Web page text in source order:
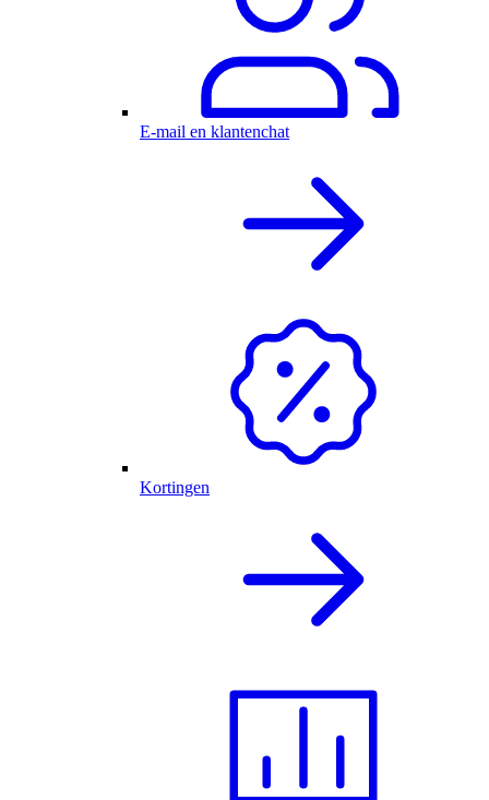
E-mail en klantenchat
Kortingen